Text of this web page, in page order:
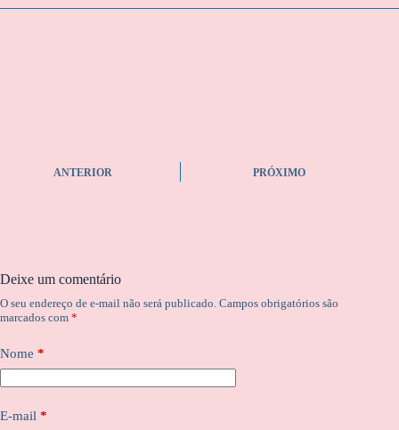
ANTERIOR PRÓXIMO
Deixe um comentário
O seu endereço de e-mail não será publicado. Campos obrigatórios são
marcados com *
Nome *
E-mail *